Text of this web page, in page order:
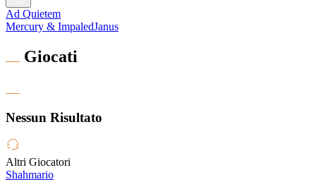
Ad Quietem
Mercury & ImpaledJanus
Giocati
Nessun Risultato
Altri Giocatori
Shahmario